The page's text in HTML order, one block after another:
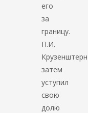
его
за
границу.
П.И.
Крузенштерн
затем
уступил
свою
долю